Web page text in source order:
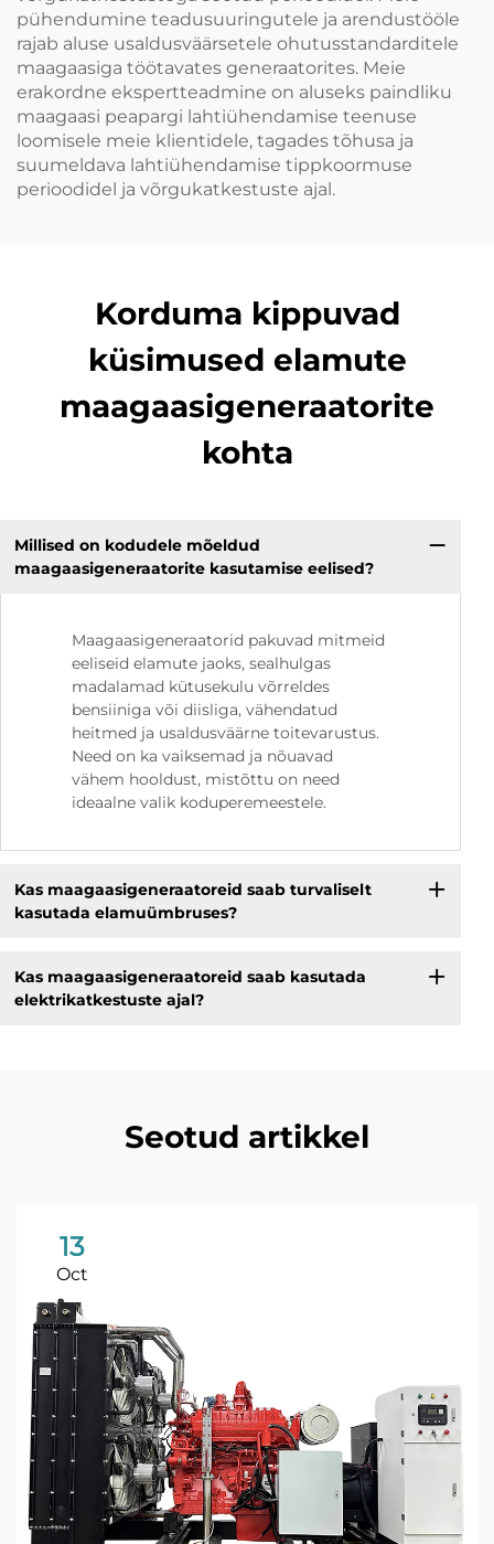
pühendumine teadusuuringutele ja arendustööle
rajab aluse usaldusväärsetele ohutusstandarditele
maagaasiga töötavates generaatorites. Meie
erakordne ekspertteadmine on aluseks paindliku
maagaasi peapargi lahtiühendamise teenuse
loomisele meie klientidele, tagades tõhusa ja
suumeldava lahtiühendamise tippkoormuse
perioodidel ja võrgukatkestuste ajal.
Korduma kippuvad
küsimused elamute
maagaasigeneraatorite
kohta
Millised on kodudele mõeldud
maagaasigeneraatorite kasutamise eelised?
Maagaasigeneraatorid pakuvad mitmeid
eeliseid elamute jaoks, sealhulgas
madalamad kütusekulu võrreldes
bensiiniga või diisliga, vähendatud
heitmed ja usaldusväärne toitevarustus.
Need on ka vaiksemad ja nõuavad
vähem hooldust, mistõttu on need
ideaalne valik koduperemeestele.
Kas maagaasigeneraatoreid saab turvaliselt
kasutada elamuümbruses?
Kas maagaasigeneraatoreid saab kasutada
elektrikatkestuste ajal?
Seotud artikkel
13
Oct